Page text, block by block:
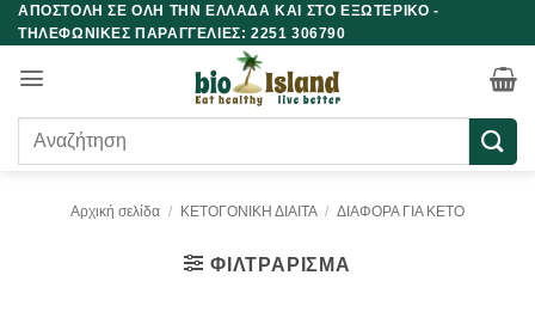
Μετάβαση
στο
περιεχόμενο
ΑΠΟΣΤΟΛΗ ΣΕ ΟΛΗ ΤΗΝ ΕΛΛΑΔΑ ΚΑΙ ΣΤΟ ΕΞΩΤΕΡΙΚΟ -
ΤΗΛΕΦΩΝΙΚΕΣ ΠΑΡΑΓΓΕΛΙΕΣ: 2251 306790
Αναζήτηση
Αρχική σελίδα / ΚΕΤΟΓΟΝΙΚΗ ΔΙΑΙΤΑ / ΔΙΑΦΟΡΑ ΓΙΑ ΚΕΤΟ
ΦΙΛΤΡΆΡΙΣΜΑ